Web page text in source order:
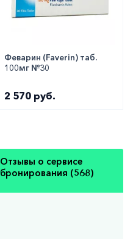
Феварин (Faverin) таб.
100мг №30
2 570 руб.
Отзывы о сервисе
бронирования (568)